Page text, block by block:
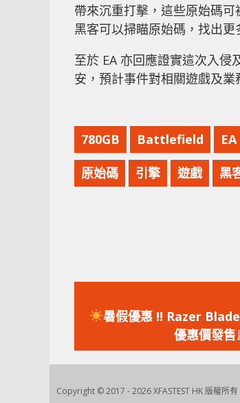
帶來沉重打擊，這些原始碼
黑客可以掃瞄原始碼，找出
至於 EA 亦回應證實這次入
安，預計事件對相關遊戲及
780GB Battlefield EA
原始碼 引擎 遊戲 黑
一
篇
文
暑假優惠 !! Razer
優惠價發售
Copyright © 2017 - 2026 XFASTEST HK 版權所有